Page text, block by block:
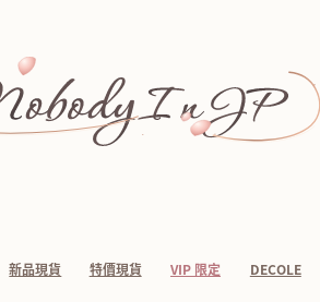
新品現貨 特價現貨 VIP 限定 DECOLE